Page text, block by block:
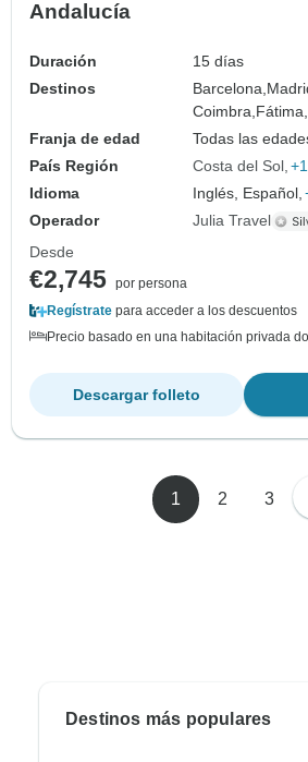
Andalucía
Duración
15 días
Destinos
Barcelona,
Coimbra,Fátima,
Franja de edad
Todas las
País Región
Costa del Sol
Idioma
Inglés, Español,
Operador
Julia Travel
Desde
€2,745 por persona
Regístrate para acceder a los descuentos
Precio basado en una habitación privada
Descargar folleto
1 2 3
Destinos más populares